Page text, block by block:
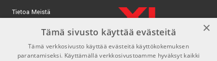
Tuning: Master Transpose, Master Tune, Tuning curves
Sounds:
Sound generation: EDS-X (Enhanced Definition Synthesis -
Tietoa Meistä
Tuotemerkit
Kirjaudu
×
Tämä sivusto käyttää evästeitä
Tämä verkkosivusto käyttää evästeitä käyttökokemuksen
parantamiseksi. Käyttämällä verkkosivustoamme hyväksyt kaikki